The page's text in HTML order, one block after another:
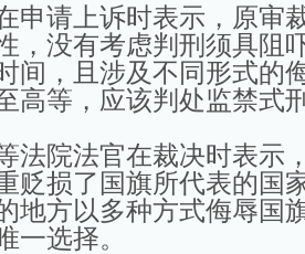
请上诉时表示，原审
，没有考虑判刑须具阻
间，且涉及不同形式的
高等，应该判处监禁式
院法官在裁决时表示
贬损了国旗所代表的国
地方以多种方式侮辱国
一选择。